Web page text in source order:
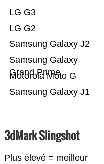
Samsung Galaxy J1
Motorola Moto G
Samsung Galaxy
Grand Prime
Samsung Galaxy J2
LG G2
LG G3
3dMark Slingshot
Plus élevé = meilleur